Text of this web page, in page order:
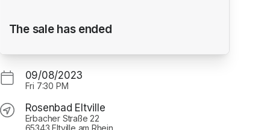
The sale has ended
09/08/2023
Fri 7:30 PM
Rosenbad Eltville
Erbacher Straße 22
65343 Eltville am Rhein